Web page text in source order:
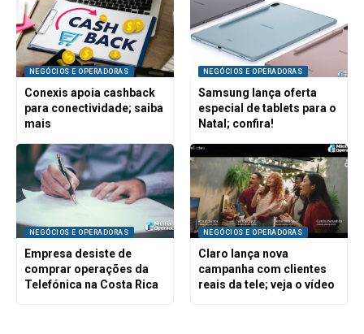
NEGÓCIOS E OPERADORAS
Conexis apoia cashback
para conectividade; saiba
mais
NEGÓCIOS E OPERADORAS
Samsung lança oferta
especial de tablets para o
Natal; confira!
NEGÓCIOS E OPERADORAS
Empresa desiste de
comprar operações da
Telefónica na Costa Rica
NEGÓCIOS E OPERADORAS
Claro lança nova
campanha com clientes
reais da tele; veja o vídeo